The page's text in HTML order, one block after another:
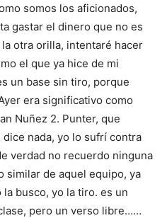
somos los aficionados,
gastar el dinero que no es
otra orilla, intentaré hacer
el que ya hice de mi
un base sin tiro, porque
era significativo como
Nuñez 2. Punter, que
dice nada, yo lo sufrí contra
verdad no recuerdo ninguna
similar de aquel equipo, ya
la busco, yo la tiro. es un
pero un verso libre……